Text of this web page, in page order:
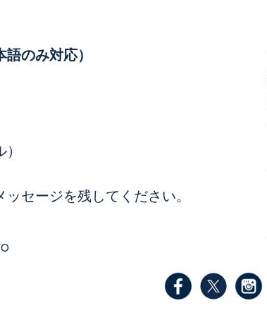
のみ対応）
セージを残してください。